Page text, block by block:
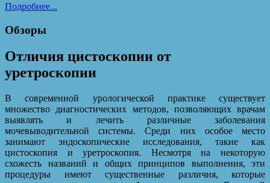
Подробнее...
Обзоры
Отличия цистоскопии от
уретроскопии
В современной урологической практике существует
множество диагностических методов, позволяющих врачам
выявлять и лечить различные заболевания
мочевыводительной системы. Среди них особое место
занимают эндоскопические исследования, такие как
цистоскопия и уретроскопия. Несмотря на некоторую
схожесть названий и общих принципов выполнения, эти
процедуры имеют существенные различия, которые